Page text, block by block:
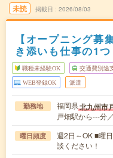
未読 掲載日 2026/08/03
【オープニング募
き添いも仕事の1つ
職種未経験OK 交通費別途
WEB登録OK 派遣
勤務地 福岡県北九州市
戸畑駅から---分
曜日頻度
週2日～OK ■曜
談ください！